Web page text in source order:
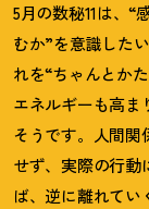
5月の数秘11は、“
むか”を意識した
れを“ちゃんとか
エネルギーも高ま
そうです。人間関
せず、実際の行動
ば、逆に離れてい